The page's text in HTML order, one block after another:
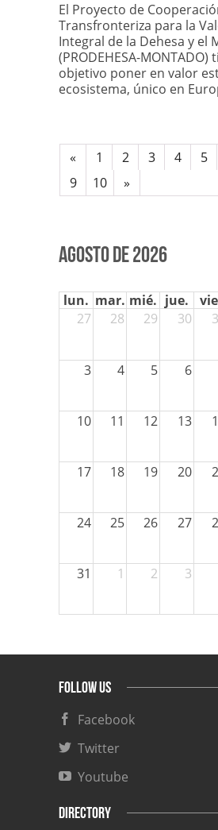
El Proyecto de
Transfronteriza para la
Integral de la Dehesa y el
(PRODEHESA-
objetivo poner en valor
ecosistema, único en
« 1 2 3 4 5
9
10 »
agosto de 2026
lun. mar. mié. jue.
27
28 29 30
3 4 5 6
10 11 12 13
17 18 19 20
24 25 26 27
31 1 2 3
FOLLOW US
Facebook
Twitter
Youtube
DIRECTORY